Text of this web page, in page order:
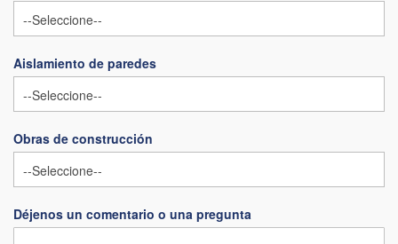
Aislamiento de paredes
Obras de construcción
Déjenos un comentario o una pregunta